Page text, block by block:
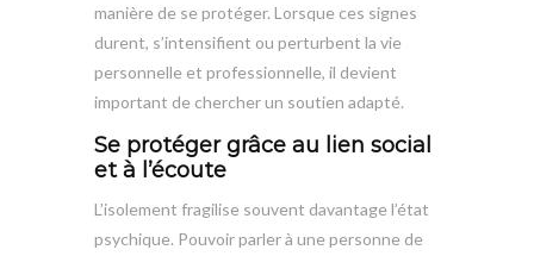
manière de se protéger. Lorsque ces signes
durent, s’intensifient ou perturbent la vie
personnelle et professionnelle, il devient
important de chercher un soutien adapté.
Se protéger grâce au lien social
et à l’écoute
L’isolement fragilise souvent davantage l’état
psychique. Pouvoir parler à une personne de